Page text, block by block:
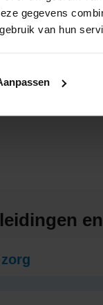
gegevens
van hun